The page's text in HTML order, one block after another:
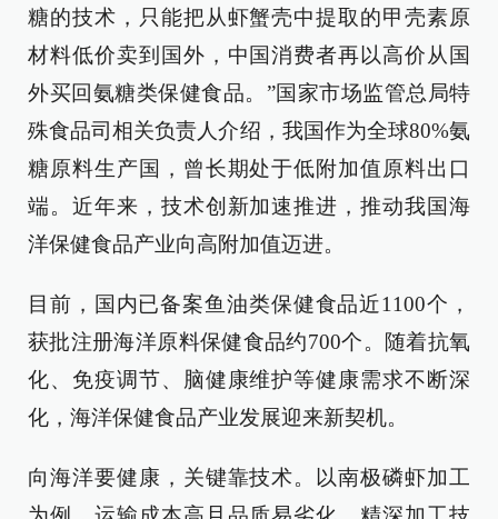
糖的技术，只能把从虾蟹壳中提取的甲壳素原
材料低价卖到国外，中国消费者再以高价从国
外买回氨糖类保健食品。”国家市场监管总局特
殊食品司相关负责人介绍，我国作为全球80%氨
糖原料生产国，曾长期处于低附加值原料出口
端。近年来，技术创新加速推进，推动我国海
洋保健食品产业向高附加值迈进。
目前，国内已备案鱼油类保健食品近1100个，
获批注册海洋原料保健食品约700个。随着抗氧
化、免疫调节、脑健康维护等健康需求不断深
化，海洋保健食品产业发展迎来新契机。
向海洋要健康，关键靠技术。以南极磷虾加工